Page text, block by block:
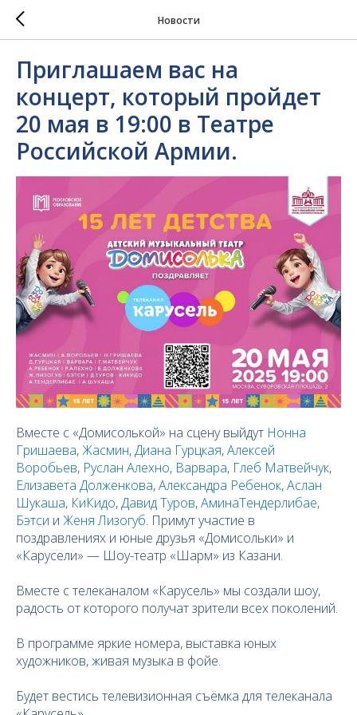
Новости
Приглашаем вас на
концерт, который пройдет
20 мая в 19:00 в Театре
Российской Армии.
Вместе с «Домисолькой» на сцену выйдут Нонна
Гришаева,Жасмин,Диана Гурцкая,Алексей
Воробьев, Руслан Алехно, Варвара, Глеб Матвейчук,
Елизавета Долженкова,Александра Ребенок,Аслан
Шукаша, КиКидо,Давид Туров,АминаТендерлибае,
Бэтси и Женя Лизогуб. Примут участие в
поздравлениях и юные друзья «Домисольки» и
«Карусели» — Шоу-театр «Шарм» из Казани.
Вместе с телеканалом «Карусель» мы создали шоу,
радость от которого получат зрители всех поколений.
В программе яркие номера, выставка юных
художников, живая музыка в фойе.
Будет вестись телевизионная съёмка для телеканала